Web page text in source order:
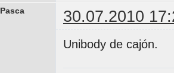
30.07.2010
Unibody de cajón.